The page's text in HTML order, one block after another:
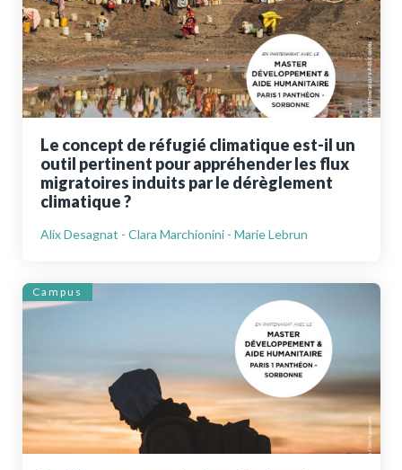
Le concept de réfugié climatique est-il un
outil pertinent pour appréhender les flux
migratoires induits par le dérèglement
climatique ?
Alix Desagnat - Clara Marchionini - Marie Lebrun
Campus